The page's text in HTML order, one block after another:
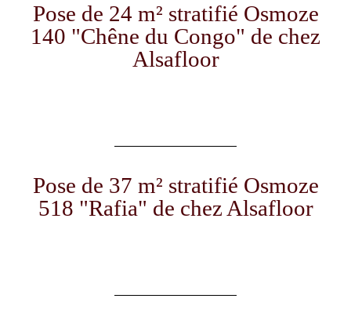
Pose de 24 m² stratifié Osmoze
140 "Chêne du Congo" de chez
Alsafloor
Pose de 37 m² stratifié Osmoze
518 "Rafia" de chez Alsafloor